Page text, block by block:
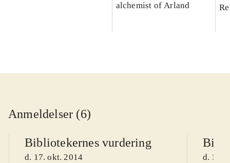
alchemist of Arland
Anmeldelser (6)
Bibliotekernes vurdering
d. 17. okt. 2014 d. 19.